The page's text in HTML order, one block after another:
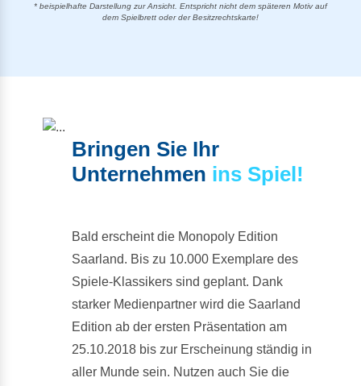
* beispielhafte Darstellung zur Ansicht. Entspricht nicht dem späteren Motiv auf
dem Spielbrett oder der Besitzrechtskarte!
Bringen Sie Ihr
Unternehmen ins Spiel!
Bald erscheint die Monopoly Edition
Saarland. Bis zu 10.000 Exemplare des
Spiele-Klassikers sind geplant. Dank
starker Medienpartner wird die Saarland
Edition ab der ersten Präsentation am
25.10.2018 bis zur Erscheinung ständig in
aller Munde sein. Nutzen auch Sie die